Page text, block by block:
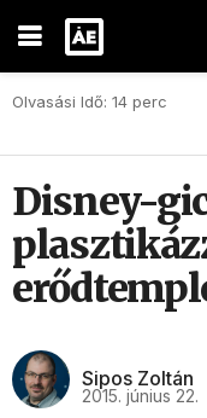
Olvasási Idő: 14 perc
Disney-
Sipos Zoltán
2015. június 22.